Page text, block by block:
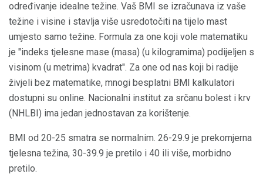
određivanje idealne težine. Vaš BMI se izračunava iz vaše
težine i visine i stavlja više usredotočiti na tijelo mast
umjesto samo težine. Formula za one koji vole matematiku
je "indeks tjelesne mase (masa) (u kilogramima) podijeljen s
visinom (u metrima) kvadrat". Za one od nas koji bi radije
živjeli bez matematike, mnogi besplatni BMI kalkulatori
dostupni su online. Nacionalni institut za srčanu bolest i krv
(NHLBI) ima jedan jednostavan za korištenje.
BMI od 20-25 smatra se normalnim. 26-29.9 je prekomjerna
tjelesna težina, 30-39.9 je pretilo i 40 ili više, morbidno
pretilo.